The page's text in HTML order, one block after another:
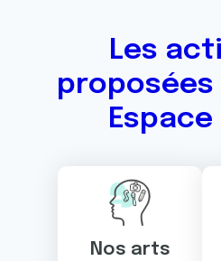
Les
Espace
Nos arts